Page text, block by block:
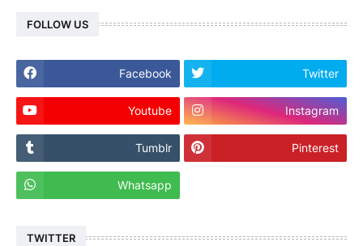
FOLLOW US
Facebook Twitter
Youtube Instagram
Tumblr Pinterest
Whatsapp
TWITTER